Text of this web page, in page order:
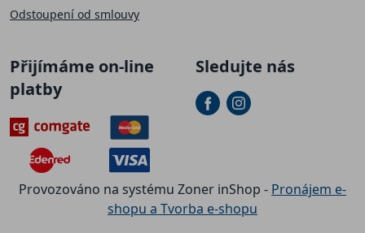
Odstoupení od smlouvy
Přijímáme on-line
platby
Sledujte nás
Provozováno na systému Zoner inShop - Pronájem e-
shopu a Tvorba e-shopu